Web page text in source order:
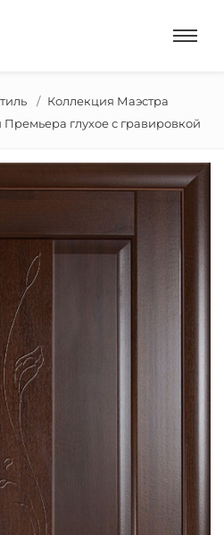
Коллекция Маэстра
глухое с гравировкой